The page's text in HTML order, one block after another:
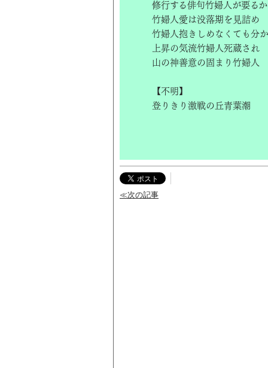
修行する俳句竹婦人が要るか
竹婦人愛は没落期を見詰め
竹婦人抱きしめなくても分
上昇の気流竹婦人死蔵され
山の神善意の固まり竹婦人
【不明】
登りきり激戦の丘青葉潮
≪次の記事